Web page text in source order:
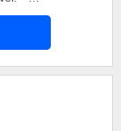
e
a
ou